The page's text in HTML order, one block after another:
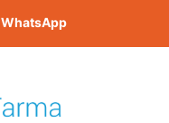
WhatsApp